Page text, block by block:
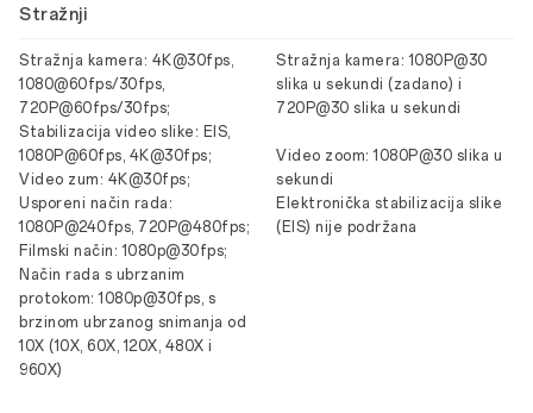
Stražnji
Stražnja kamera: 4K@30fps,
1080@60fps/30fps,
720P@60fps/30fps;
Stabilizacija video slike: EIS,
1080P@60fps, 4K@30fps;
Video zum: 4K@30fps;
Usporeni način rada:
1080P@240fps, 720P@480fps;
Filmski način: 1080p@30fps;
Način rada s ubrzanim
protokom: 1080p@30fps, s
brzinom ubrzanog snimanja od
10X (10X, 60X, 120X, 480X i
960X)
Stražnja kamera: 1080P@30
slika u sekundi (zadano) i
720P@30 slika u sekundi
Video zoom: 1080P@30 slika u
sekundi
Elektronička stabilizacija slike
(EIS) nije podržana